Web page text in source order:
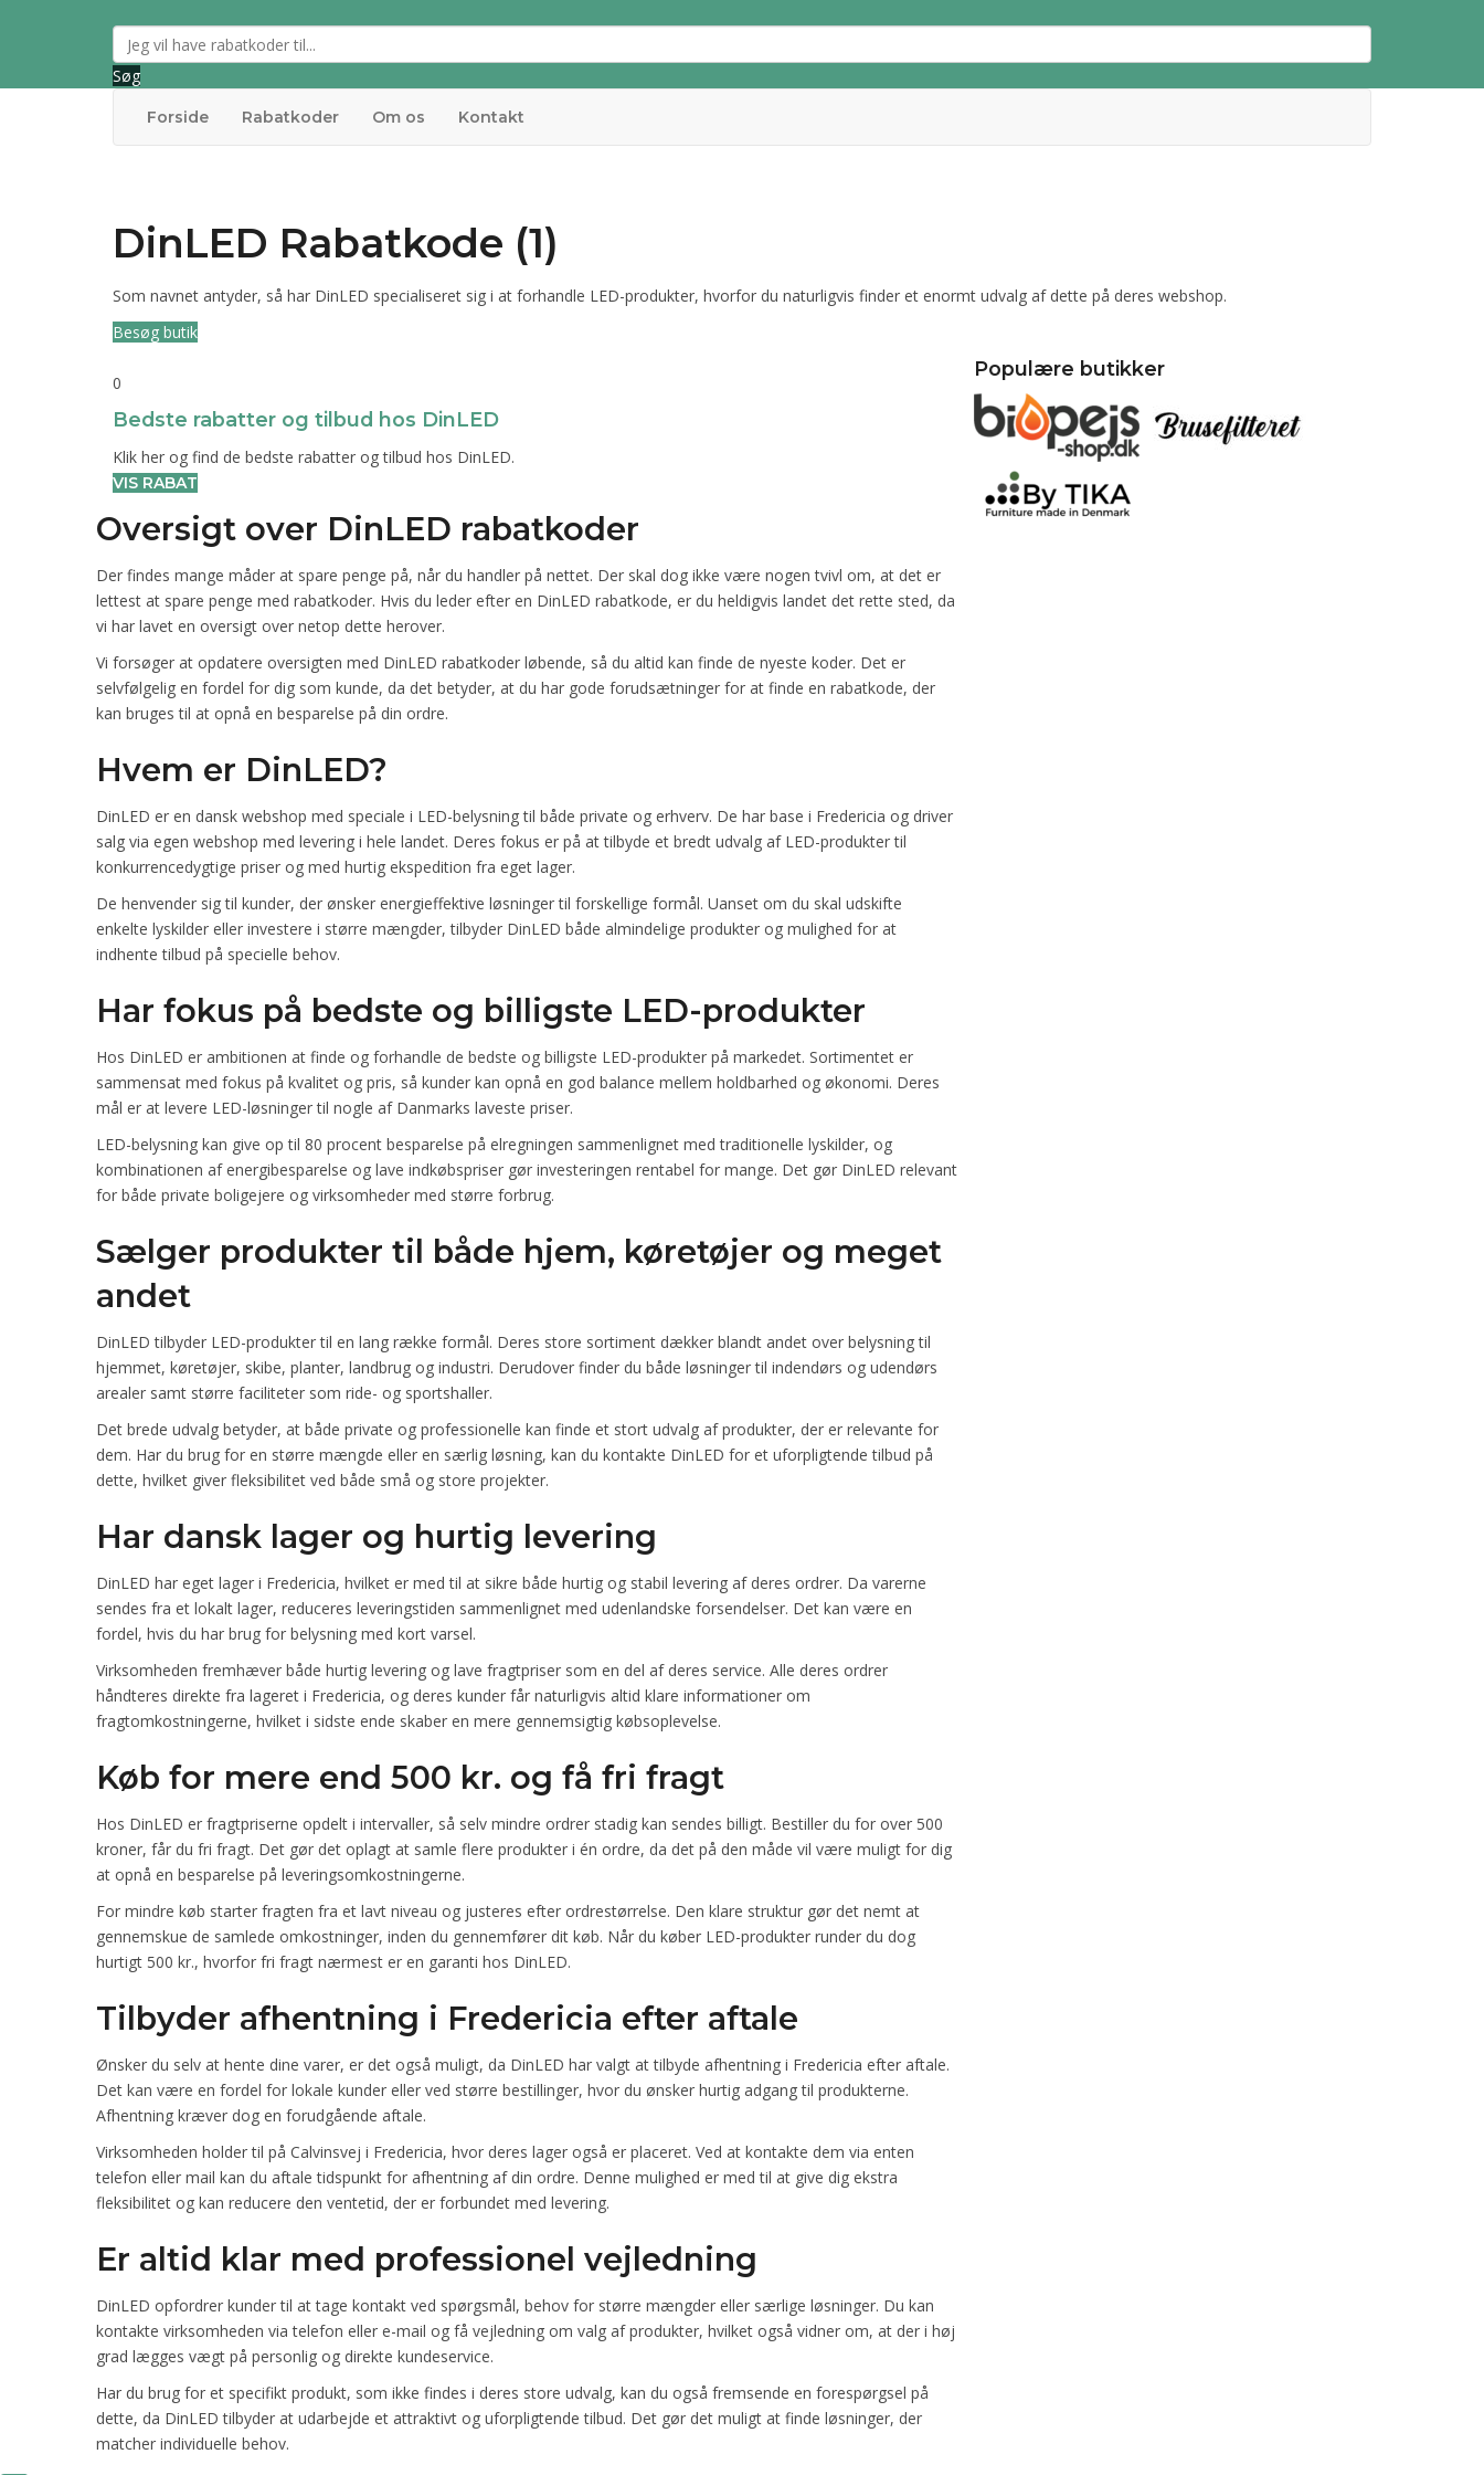
Søg
Forside Rabatkoder Om os Kontakt
DinLED Rabatkode (1)
Som navnet antyder, så har DinLED specialiseret sig i at forhandle LED-produkter, hvorfor du naturligvis finder et enormt udvalg af dette på deres webshop.
Besøg butik
0
Bedste rabatter og tilbud hos DinLED
Klik her og find de bedste rabatter og tilbud hos DinLED.
VIS RABAT
Oversigt over DinLED rabatkoder
Der findes mange måder at spare penge på, når du handler på nettet. Der skal dog ikke være nogen tvivl om, at det er
lettest at spare penge med rabatkoder. Hvis du leder efter en DinLED rabatkode, er du heldigvis landet det rette sted, da
vi har lavet en oversigt over netop dette herover.
Vi forsøger at opdatere oversigten med DinLED rabatkoder løbende, så du altid kan finde de nyeste koder. Det er
selvfølgelig en fordel for dig som kunde, da det betyder, at du har gode forudsætninger for at finde en rabatkode, der
kan bruges til at opnå en besparelse på din ordre.
Hvem er DinLED?
DinLED er en dansk webshop med speciale i LED-belysning til både private og erhverv. De har base i Fredericia og driver
salg via egen webshop med levering i hele landet. Deres fokus er på at tilbyde et bredt udvalg af LED-produkter til
konkurrencedygtige priser og med hurtig ekspedition fra eget lager.
De henvender sig til kunder, der ønsker energieffektive løsninger til forskellige formål. Uanset om du skal udskifte
enkelte lyskilder eller investere i større mængder, tilbyder DinLED både almindelige produkter og mulighed for at
indhente tilbud på specielle behov.
Har fokus på bedste og billigste LED-produkter
Hos DinLED er ambitionen at finde og forhandle de bedste og billigste LED-produkter på markedet. Sortimentet er
sammensat med fokus på kvalitet og pris, så kunder kan opnå en god balance mellem holdbarhed og økonomi. Deres
mål er at levere LED-løsninger til nogle af Danmarks laveste priser.
LED-belysning kan give op til 80 procent besparelse på elregningen sammenlignet med traditionelle lyskilder, og
kombinationen af energibesparelse og lave indkøbspriser gør investeringen rentabel for mange. Det gør DinLED relevant
for både private boligejere og virksomheder med større forbrug.
Sælger produkter til både hjem, køretøjer og meget
andet
DinLED tilbyder LED-produkter til en lang række formål. Deres store sortiment dækker blandt andet over belysning til
hjemmet, køretøjer, skibe, planter, landbrug og industri. Derudover finder du både løsninger til indendørs og udendørs
arealer samt større faciliteter som ride- og sportshaller.
Det brede udvalg betyder, at både private og professionelle kan finde et stort udvalg af produkter, der er relevante for
dem. Har du brug for en større mængde eller en særlig løsning, kan du kontakte DinLED for et uforpligtende tilbud på
dette, hvilket giver fleksibilitet ved både små og store projekter.
Har dansk lager og hurtig levering
DinLED har eget lager i Fredericia, hvilket er med til at sikre både hurtig og stabil levering af deres ordrer. Da varerne
sendes fra et lokalt lager, reduceres leveringstiden sammenlignet med udenlandske forsendelser. Det kan være en
fordel, hvis du har brug for belysning med kort varsel.
Virksomheden fremhæver både hurtig levering og lave fragtpriser som en del af deres service. Alle deres ordrer
håndteres direkte fra lageret i Fredericia, og deres kunder får naturligvis altid klare informationer om
fragtomkostningerne, hvilket i sidste ende skaber en mere gennemsigtig købsoplevelse.
Køb for mere end 500 kr. og få fri fragt
Hos DinLED er fragtpriserne opdelt i intervaller, så selv mindre ordrer stadig kan sendes billigt. Bestiller du for over 500
kroner, får du fri fragt. Det gør det oplagt at samle flere produkter i én ordre, da det på den måde vil være muligt for dig
at opnå en besparelse på leveringsomkostningerne.
For mindre køb starter fragten fra et lavt niveau og justeres efter ordrestørrelse. Den klare struktur gør det nemt at
gennemskue de samlede omkostninger, inden du gennemfører dit køb. Når du køber LED-produkter runder du dog
hurtigt 500 kr., hvorfor fri fragt nærmest er en garanti hos DinLED.
Tilbyder afhentning i Fredericia efter aftale
Ønsker du selv at hente dine varer, er det også muligt, da DinLED har valgt at tilbyde afhentning i Fredericia efter aftale.
Det kan være en fordel for lokale kunder eller ved større bestillinger, hvor du ønsker hurtig adgang til produkterne.
Afhentning kræver dog en forudgående aftale.
Virksomheden holder til på Calvinsvej i Fredericia, hvor deres lager også er placeret. Ved at kontakte dem via enten
telefon eller mail kan du aftale tidspunkt for afhentning af din ordre. Denne mulighed er med til at give dig ekstra
fleksibilitet og kan reducere den ventetid, der er forbundet med levering.
Er altid klar med professionel vejledning
DinLED opfordrer kunder til at tage kontakt ved spørgsmål, behov for større mængder eller særlige løsninger. Du kan
kontakte virksomheden via telefon eller e-mail og få vejledning om valg af produkter, hvilket også vidner om, at der i høj
grad lægges vægt på personlig og direkte kundeservice.
Har du brug for et specifikt produkt, som ikke findes i deres store udvalg, kan du også fremsende en forespørgsel på
dette, da DinLED tilbyder at udarbejde et attraktivt og uforpligtende tilbud. Det gør det muligt at finde løsninger, der
matcher individuelle behov.
Populære butikker